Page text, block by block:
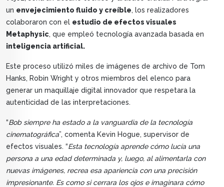
un envejecimiento fluido y creíble, los realizadores
colaboraron con el estudio de efectos visuales
Metaphysic, que empleó tecnología avanzada basada en
inteligencia artificial.
Este proceso utilizó miles de imágenes de archivo de Tom
Hanks, Robin Wright y otros miembros del elenco para
generar un maquillaje digital innovador que respetara la
autenticidad de las interpretaciones.
“Bob siempre ha estado a la vanguardia de la tecnología
cinematográfica”, comenta Kevin Hogue, supervisor de
efectos visuales. “Esta tecnología aprende cómo lucía una
persona a una edad determinada y, luego, al alimentarla con
nuevas imágenes, recrea esa apariencia con una precisión
impresionante. Es como si cerrara los ojos e imaginara cómo